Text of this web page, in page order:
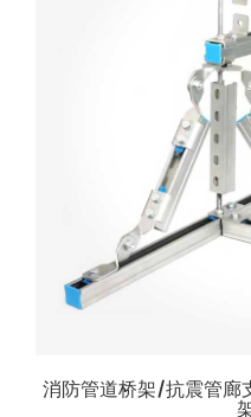
消防管道桥架/抗震管廊